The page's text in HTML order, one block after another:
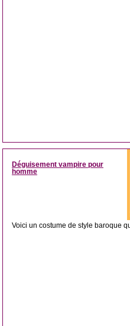
Déguisement vampire pour
homme
Voici un costume de style baroque